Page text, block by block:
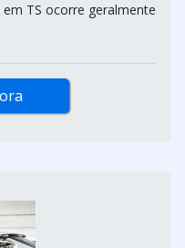
TS ocorre geralmente